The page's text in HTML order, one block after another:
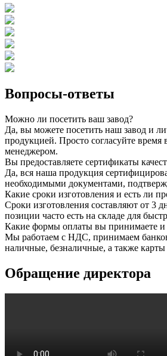
Вопросы-ответы
Можно ли посетить ваш завод?
Да, вы можете посетить наш завод и
продукцией. Просто согласуйте время
менеджером.
Вы предоставляете сертификаты
Да, вся наша продукция
необходимыми документами,
Какие сроки изготовления и есть ли
Сроки изготовления составляют от 3
позиции часто есть на складе для
Какие формы оплаты вы принимаете и
Мы работаем с НДС, принимаем
наличные, безналичные, а также
Обращение директора